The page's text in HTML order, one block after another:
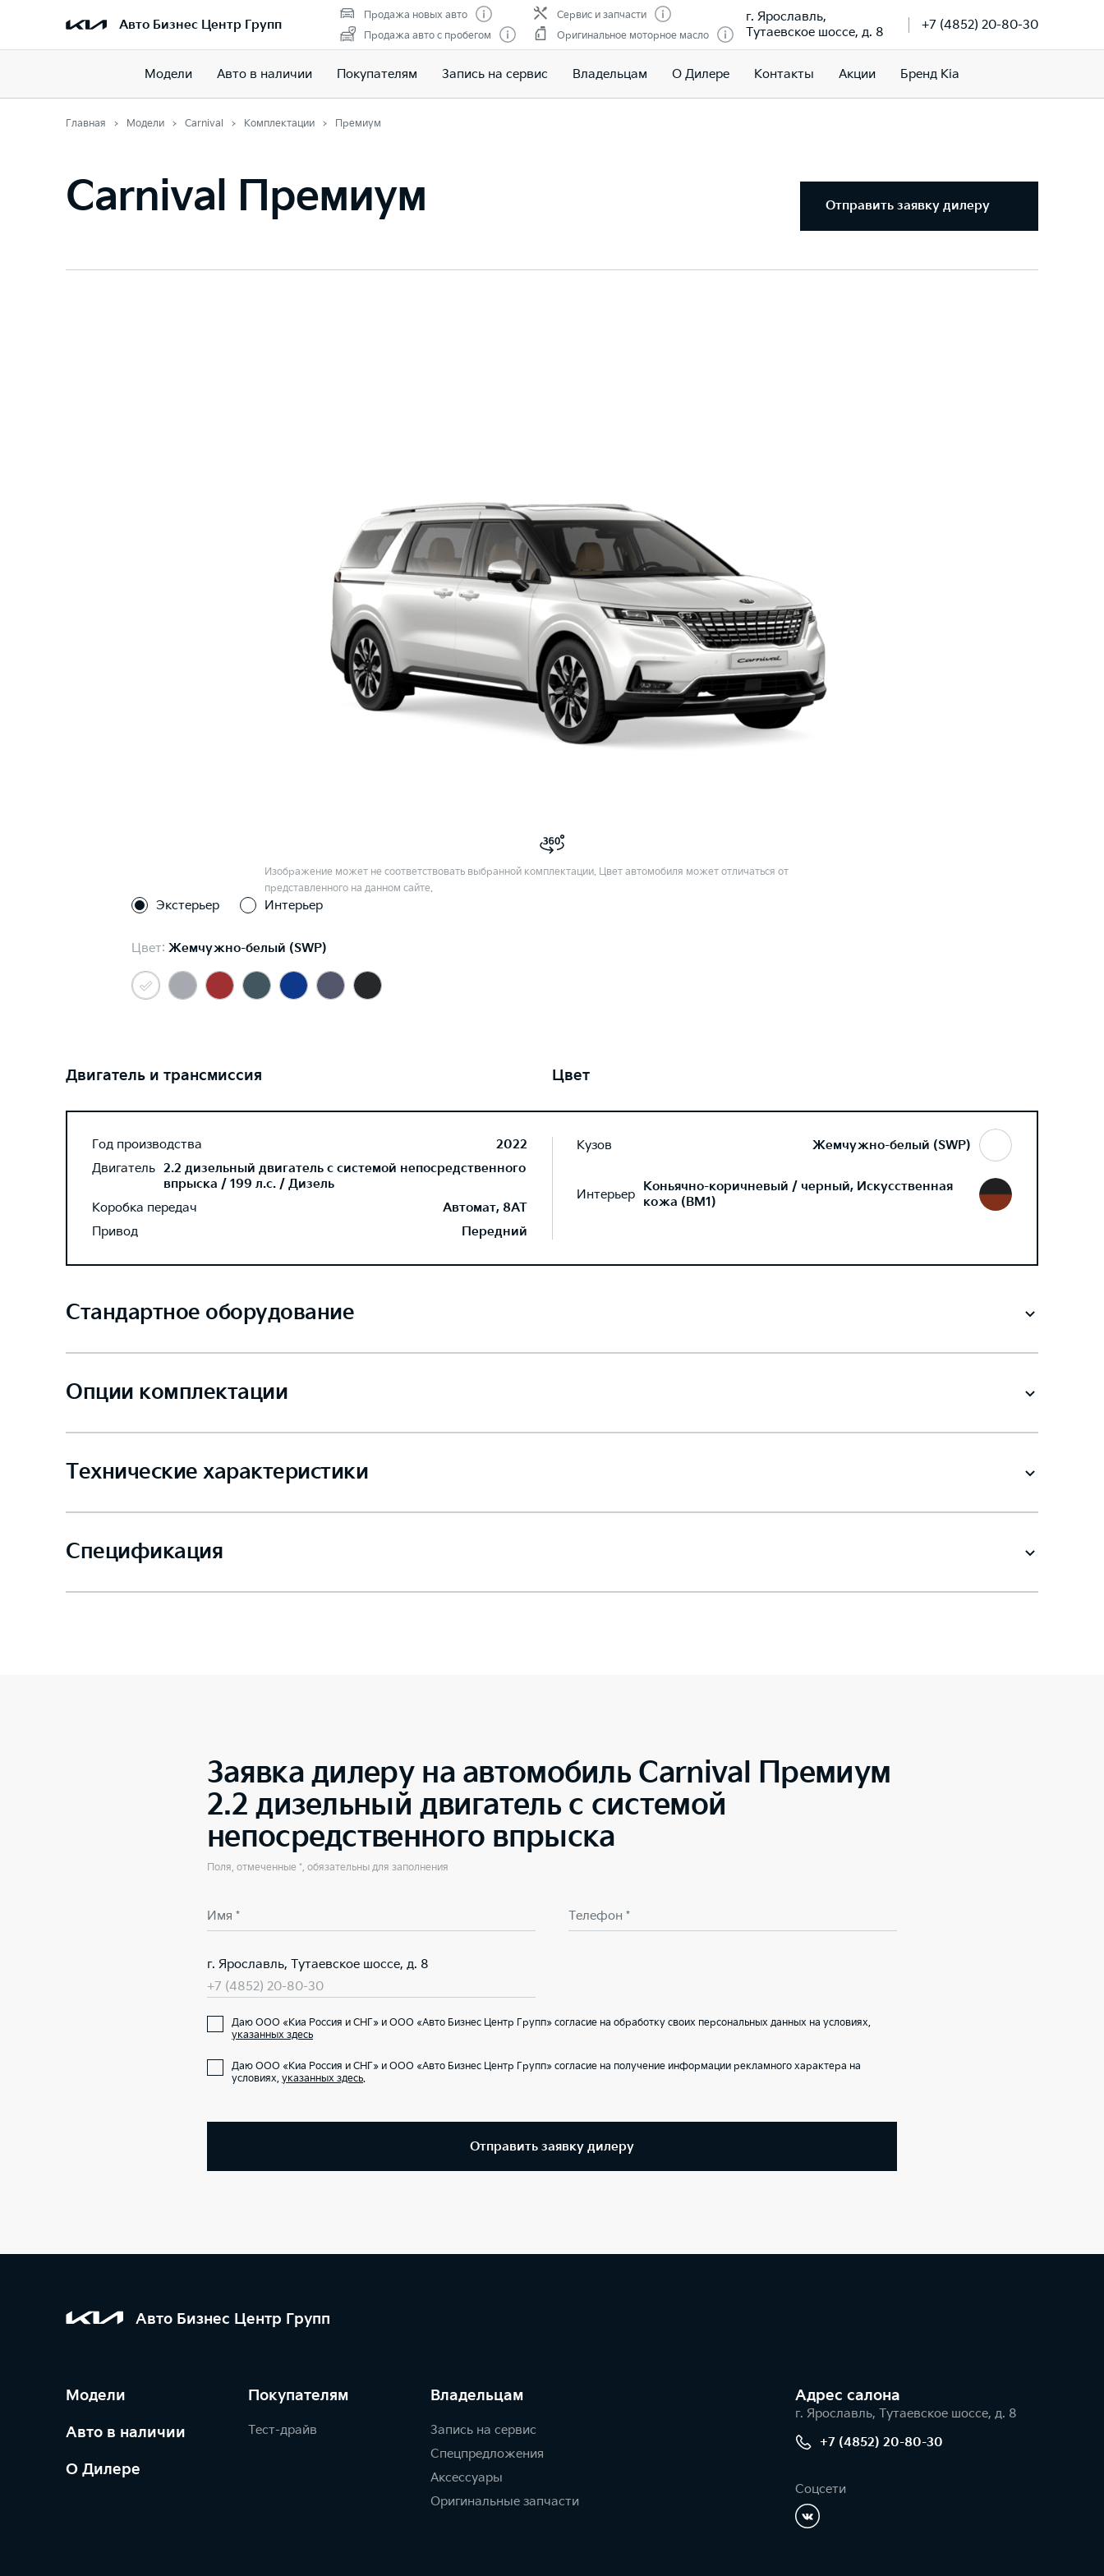
Авто Бизнес Центр Групп
Продажа новых авто
Продажа авто с пробегом
Сервис и запчасти
Оригинальное моторное масло
г. Ярославль,
Тутаевское шоссе, д. 8
+7 (4852) 20-80-30
Модели Авто в наличии Покупателям Запись на сервис Владельцам О Дилере Контакты Акции Бренд Kia
Главная Модели Carnival Комплектации Премиум
Carnival Премиум Отправить заявку дилеру
Изображение может не соответствовать выбранной комплектации. Цвет автомобиля может отличаться от
представленного на данном сайте.
Экстерьер Интерьер
Цвет: Жемчужно-белый (SWP)
Двигатель и трансмиссия
Год производства
2022
Двигатель 2.2 дизельный двигатель с системой непосредственного
впрыска / 199 л.с. / Дизель
Коробка передач
Автомат, 8AT
Привод
Передний
Цвет
Кузов Жемчужно-белый (SWP)
Интерьер Коньячно-коричневый / черный, Искусственная
кожа (BM1)
Стандартное оборудование
Опции комплектации
Технические характеристики
Спецификация
Заявка дилеру на автомобиль Carnival Премиум
2.2 дизельный двигатель с системой
непосредственного впрыска
Поля, отмеченные *, обязательны для заполнения
Имя * Телефон *
г. Ярославль, Тутаевское шоссе, д. 8
+7 (4852) 20-80-30
Даю ООО «Киа Россия и СНГ» и ООО «Авто Бизнес Центр Групп» согласие на обработку своих персональных данных на условиях,
указанных здесь
Даю ООО «Киа Россия и СНГ» и ООО «Авто Бизнес Центр Групп» согласие на получение информации рекламного характера на
условиях, указанных здесь.
Отправить заявку дилеру
Авто Бизнес Центр Групп
Модели
Авто в наличии
О Дилере
Покупателям
Тест-драйв
Владельцам
Запись на сервис
Спецпредложения
Аксессуары
Оригинальные запчасти
Адрес салонa
г. Ярославль, Тутаевское шоссе, д. 8
+7 (4852) 20-80-30
Соцсети